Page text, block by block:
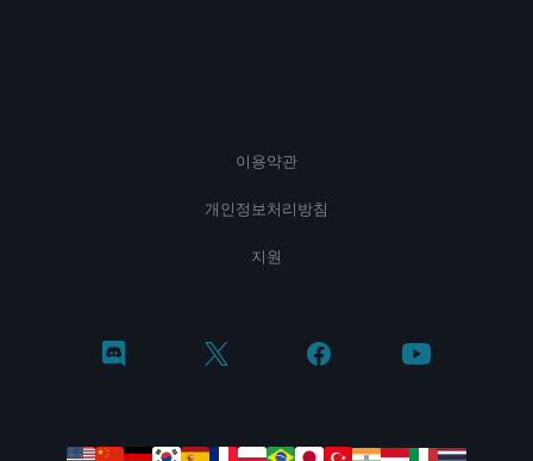
이용약관
개인정보처리방침
지원